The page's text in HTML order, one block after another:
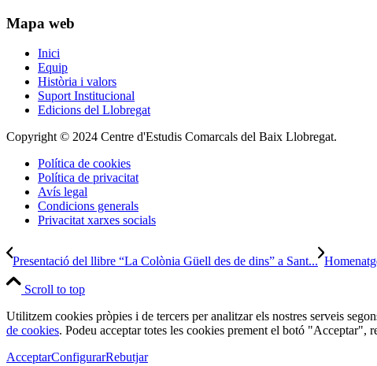
Mapa web
Inici
Equip
Història i valors
Suport Institucional
Edicions del Llobregat
Copyright © 2024 Centre d'Estudis Comarcals del Baix Llobregat.
Política de cookies
Política de privacitat
Avís legal
Condicions generals
Privacitat xarxes socials
Presentació del llibre “La Colònia Güell des de dins” a Sant...
Scroll to top
Utilitzem cookies pròpies i de tercers per analitzar els nostres serveis
de cookies. Podeu acceptar totes les cookies prement el botó
AcceptarConfigurarRebutjar